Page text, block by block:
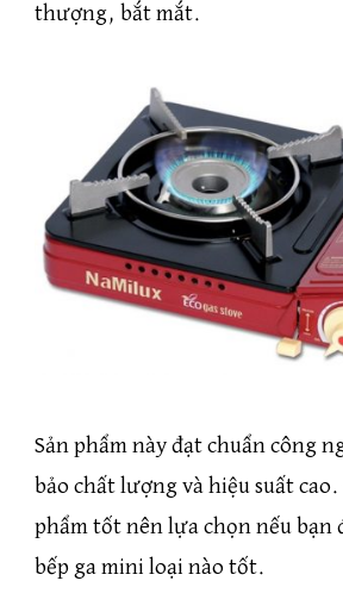
thượng, bắt mắt.
Sản phẩm này đạt chuẩn công
bảo chất lượng và hiệu suất
phẩm tốt nên lựa chọn nếu bạn
bếp ga mini loại nào tốt.